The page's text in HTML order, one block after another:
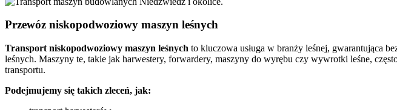
Przewóz niskopodwoziowy maszyn leśnych
Transport niskopodwoziowy maszyn leśnych to kluczowa usługa w branży leśnej, gwarantująca
leśnych. Maszyny te, takie jak harwestery, forwardery, maszyny do wyrębu czy wywrotki leśne,
transportu.
Podejmujemy się takich zleceń, jak: